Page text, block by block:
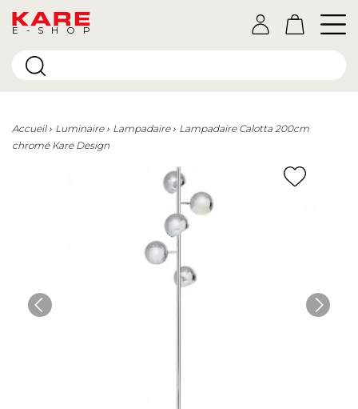
E-SHOP
Accueil Luminaire Lampadaire
Lampadaire Calotta 200cm
chromé Kare Design